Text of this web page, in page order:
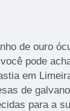
de ouro
pode
em
de
para a